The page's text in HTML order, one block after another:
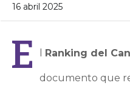
16 abril 2025
E Ranking del
documento que